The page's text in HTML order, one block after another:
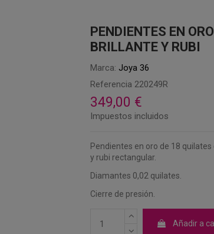
PENDIENTES EN
BRILLANTE Y RUBI
Marca: Joya 36
Referencia 220249R
349,00 €
Impuestos incluidos
Pendientes en oro de 18
y rubi rectangular.
Diamantes 0,02 quilates.
Cierre de presión.
Añadir a